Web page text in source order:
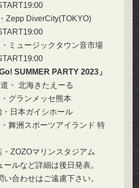
Zepp DiverCity(TOKYO)
ミュージックタウン音市場
SUMMER PARTY 2023」
・ 北海きたえーる
グランメッセ熊本
・日本ガイシホール
舞洲スポーツアイランド 特
ZOZOマリンスタジアム
ールなど詳細は後日発表。
い合わせはご遠慮下さい。